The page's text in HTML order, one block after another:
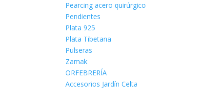
Pearcing acero quirúrgico
Pendientes
Plata 925
Plata Tibetana
Pulseras
Zamak
ORFEBRERÍA
Accesorios Jardín Celta